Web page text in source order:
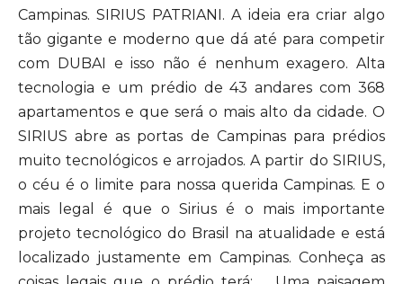
Campinas. SIRIUS PATRIANI. A ideia era criar algo
tão gigante e moderno que dá até para competir
com DUBAI e isso não é nenhum exagero. Alta
tecnologia e um prédio de 43 andares com 368
apartamentos e que será o mais alto da cidade. O
SIRIUS abre as portas de Campinas para prédios
muito tecnológicos e arrojados. A partir do SIRIUS,
o céu é o limite para nossa querida Campinas. E o
mais legal é que o Sirius é o mais importante
projeto tecnológico do Brasil na atualidade e está
localizado justamente em Campinas. Conheça as